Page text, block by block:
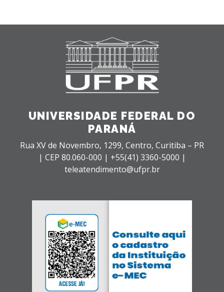
UNIVERSIDADE FEDERAL DO
PARANÁ
Rua XV de Novembro, 1299, Centro, Curitiba – PR
| CEP 80.060-000 | +55(41) 3360-5000 |
teleatendimento@ufpr.br